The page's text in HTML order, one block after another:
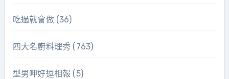
吃過就會做(36)
四大名廚料理秀 (763)
型男呷好逗相報 (5)